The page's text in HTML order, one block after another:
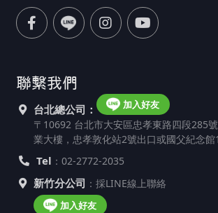
聯繫我們
台北總公司： 加入好友
〒10692 台北市大安區忠孝東路四段285
業大樓，忠孝敦化站2號出口或國父紀念館
Tel ：02-2772-2035
新竹分公司 ：採LINE線上聯絡
加入好友